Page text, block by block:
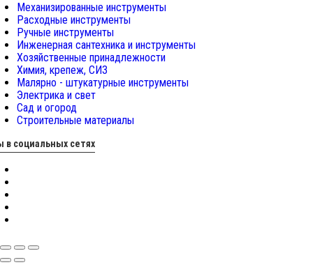
Механизированные инструменты
Расходные инструменты
Ручные инструменты
Инженерная сантехника и инструменты
Хозяйственные принадлежности
Химия, крепеж, СИЗ
Малярно - штукатурные инструменты
Электрика и свет
Сад и огород
Строительные материалы
в социальных сетях